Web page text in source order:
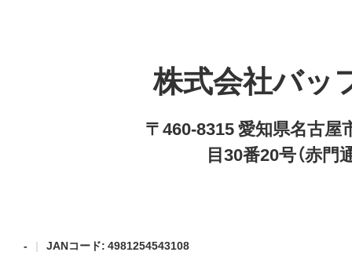
株式会社バッ
〒460-8315 愛知県名古屋
目30番20号（赤門
- JANコード: 4981254543108